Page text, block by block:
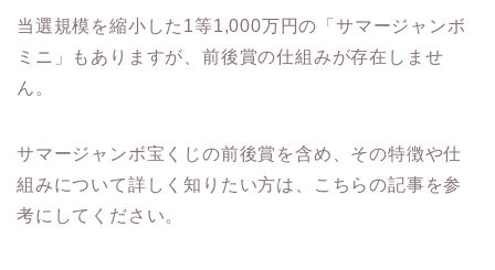
当選規模を縮小した1等1,000万円の「サマージャンボ
ミニ」もありますが、前後賞の仕組みが存在しませ
ん。
サマージャンボ宝くじの前後賞を含め、その特徴や仕
組みについて詳しく知りたい方は、こちらの記事を参
考にしてください。